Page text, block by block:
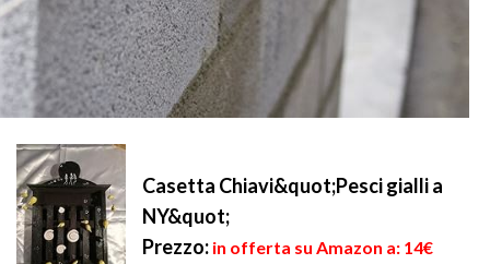
Casetta Chiavi&quot;Pesci gialli a
NY&quot;
Prezzo: in offerta su Amazon a: 14€